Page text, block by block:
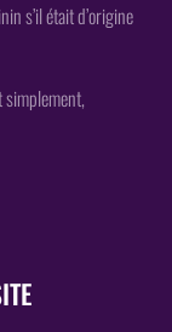
s’il était d’origine